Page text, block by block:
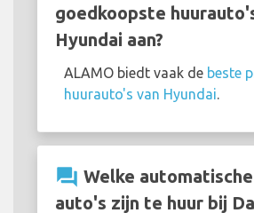
goedkoopste
Hyundai aan?
ALAMO biedt vaak de beste
huurauto's van Hyundai
question_answer Welke
auto's zijn te huur bij